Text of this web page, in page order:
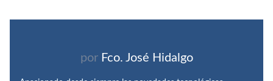
por Fco. José Hidalgo